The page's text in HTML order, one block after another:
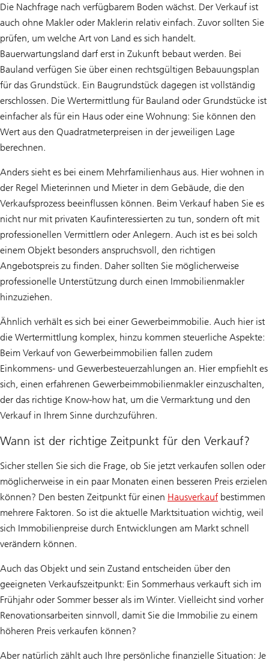
Die Nachfrage nach verfügbarem Boden wächst. Der Verkauf ist
auch ohne Makler oder Maklerin relativ einfach. Zuvor sollten Sie
prüfen, um welche Art von Land es sich handelt.
Bauerwartungsland darf erst in Zukunft bebaut werden. Bei
Bauland verfügen Sie über einen rechtsgültigen Bebauungsplan
für das Grundstück. Ein Baugrundstück dagegen ist vollständig
erschlossen. Die Wertermittlung für Bauland oder Grundstücke ist
einfacher als für ein Haus oder eine Wohnung: Sie können den
Wert aus den Quadratmeterpreisen in der jeweiligen Lage
berechnen.
Anders sieht es bei einem Mehrfamilienhaus aus. Hier wohnen in
der Regel Mieterinnen und Mieter in dem Gebäude, die den
Verkaufsprozess beeinflussen können. Beim Verkauf haben Sie es
nicht nur mit privaten Kaufinteressierten zu tun, sondern oft mit
professionellen Vermittlern oder Anlegern. Auch ist es bei solch
einem Objekt besonders anspruchsvoll, den richtigen
Angebotspreis zu finden. Daher sollten Sie möglicherweise
professionelle Unterstützung durch einen Immobilienmakler
hinzuziehen.
Ähnlich verhält es sich bei einer Gewerbeimmobilie. Auch hier ist
die Wertermittlung komplex, hinzu kommen steuerliche Aspekte:
Beim Verkauf von Gewerbeimmobilien fallen zudem
Einkommens- und Gewerbesteuerzahlungen an. Hier empfiehlt es
sich, einen erfahrenen Gewerbeimmobilienmakler einzuschalten,
der das richtige Know-how hat, um die Vermarktung und den
Verkauf in Ihrem Sinne durchzuführen.
Wann ist der richtige Zeitpunkt für den Verkauf?
Sicher stellen Sie sich die Frage, ob Sie jetzt verkaufen sollen oder
möglicherweise in ein paar Monaten einen besseren Preis erzielen
können? Den besten Zeitpunkt für einen Hausverkauf bestimmen
mehrere Faktoren. So ist die aktuelle Marktsituation wichtig, weil
sich Immobilienpreise durch Entwicklungen am Markt schnell
verändern können.
Auch das Objekt und sein Zustand entscheiden über den
geeigneten Verkaufszeitpunkt: Ein Sommerhaus verkauft sich im
Frühjahr oder Sommer besser als im Winter. Vielleicht sind vorher
Renovationsarbeiten sinnvoll, damit Sie die Immobilie zu einem
höheren Preis verkaufen können?
Aber natürlich zählt auch Ihre persönliche finanzielle Situation: Je